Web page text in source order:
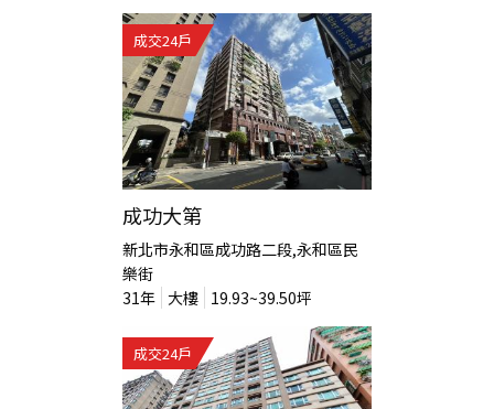
成交24戶
成功大第
新北市永和區成功路二段,永和區民
樂街
31年 大樓 19.93~39.50坪
成交24戶